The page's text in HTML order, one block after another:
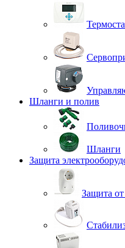
Шланги и полив
Шланги
Защита
Защита